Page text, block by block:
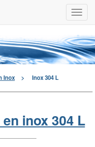
à
Inox > Inox 304 L
inox 304 L